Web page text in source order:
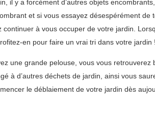
y a forcément d’autres objets
et si vous essayez désespérément
à vous occuper de votre jardin.
en pour faire un vrai tri dans votre jardin !
une grande pelouse, vous vous retrouverez
à d’autres déchets de jardin, ainsi vous
le déblaiement de votre jardin dès